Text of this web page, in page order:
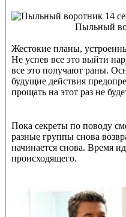
Пыльный
Жестокие планы,
Не успев все это выйти
все это получают раны.
будущие действия
прощать на этот раз не
Пока секреты по поводу
разные группы снова
начинается снова. Время
происходящего.